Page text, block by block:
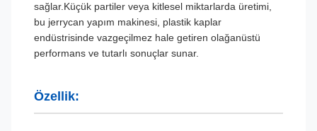
sağlar.Küçük partiler veya kitlesel miktarlarda üretimi,
bu jerrycan yapım makinesi, plastik kaplar
endüstrisinde vazgeçilmez hale getiren olağanüstü
performans ve tutarlı sonuçlar sunar.
Özellik: